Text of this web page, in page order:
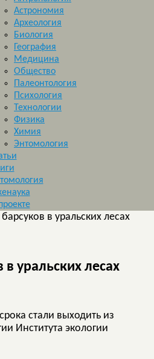
Астрономия
Археология
Биология
География
Медицина
Общество
Палеонтология
Психология
Технологии
Физика
Химия
Энтомология
в уральских лесах
уральских лесах
стали выходить из
Института экологии